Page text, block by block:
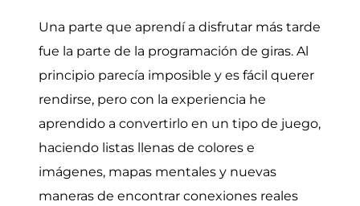
Una parte que aprendí a disfrutar más tarde
fue la parte de la programación de giras. Al
principio parecía imposible y es fácil querer
rendirse, pero con la experiencia he
aprendido a convertirlo en un tipo de juego,
haciendo listas llenas de colores e
imágenes, mapas mentales y nuevas
maneras de encontrar conexiones reales